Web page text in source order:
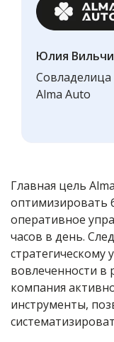
Юлия
Совладелица
Alma Auto
Главная цель
оптимизировать
оперативное
часов в день.
вовлеченности в
компания
инструменты,